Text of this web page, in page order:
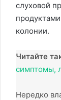
слуховой
колонии.
Читайте
симптомы,
Нередко